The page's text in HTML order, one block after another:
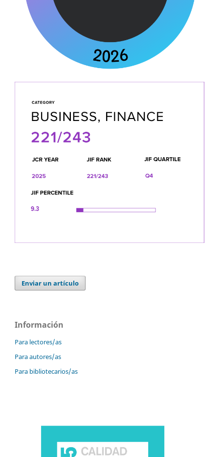
Enviar un artículo
Información
Para lectores/as
Para autores/as
Para bibliotecarios/as